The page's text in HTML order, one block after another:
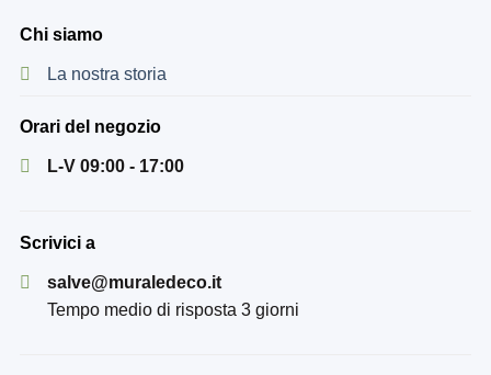
Chi siamo
La nostra storia
Orari del negozio
L-V 09:00 - 17:00
Scrivici a
salve@muraledeco.it
Tempo medio di risposta 3 giorni